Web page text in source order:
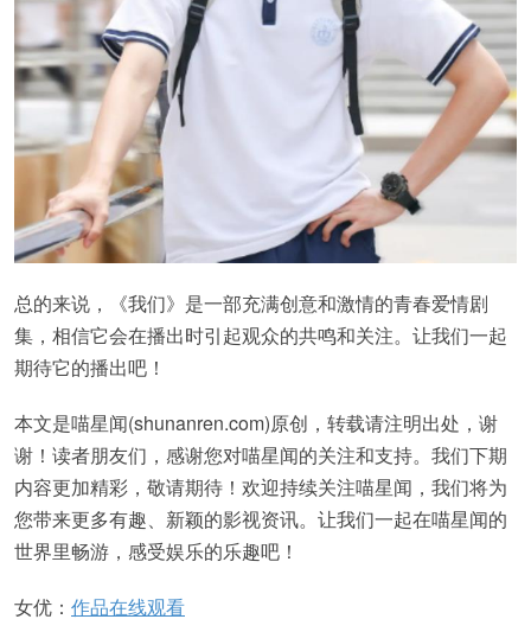
总的来说，《我们》是一部充满创意和激情的青春爱情剧
集，相信它会在播出时引起观众的共鸣和关注。让我们一起
期待它的播出吧！
本文是喵星闻(shunanren.com)原创，转载请注明出处，谢
谢！读者朋友们，感谢您对喵星闻的关注和支持。我们下期
内容更加精彩，敬请期待！欢迎持续关注喵星闻，我们将为
您带来更多有趣、新颖的影视资讯。让我们一起在喵星闻的
世界里畅游，感受娱乐的乐趣吧！
女优： 作品在线观看